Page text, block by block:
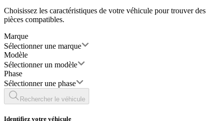
Choisissez les caractéristiques de votre véhicule pour trouver des
pièces compatibles.
Marque
Sélectionner une marque
Modèle
Sélectionner un modèle
Phase
Sélectionner une phase
Rechercher le véhicule
Identifiez votre véhicule